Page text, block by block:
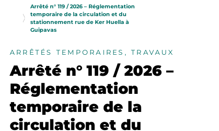
Arrêté n° 119 / 2026 – Réglementation
temporaire de la circulation et du
stationnement rue de Ker Huella à
Guipavas
ARRÊTÉS TEMPORAIRES, TRAVAUX
Arrêté n° 119 / 2026 –
Réglementation
temporaire de la
circulation et du